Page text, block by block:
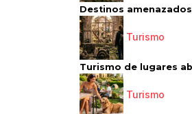
Destinos
Turismo
Turismo de lugares
Turismo